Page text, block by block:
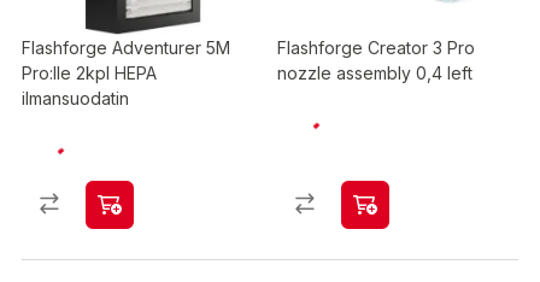
Flashforge Adventurer 5M
Pro:lle 2kpl HEPA
ilmansuodatin
Flashforge Creator 3 Pro
nozzle assembly 0,4 left